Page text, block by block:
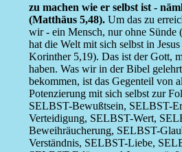
zu machen wie er selbst ist -
(Matthäus 5,48).Um das zu
wir - ein Mensch, nur ohne Sünde
hat die Welt mit sich selbst in
Korinther 5,19). Das ist der Gott,
haben. Was wir in der Bibel
bekommen, ist das Gegenteil von
Potenzierung mit sich selbst zur
SELBST-Bewußtsein, SELBST-
Verteidigung, SELBST-Wert,
Beweihräucherung, SELBST-
Verständnis, SELBST-Liebe,